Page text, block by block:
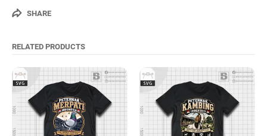
SHARE
RELATED PRODUCTS